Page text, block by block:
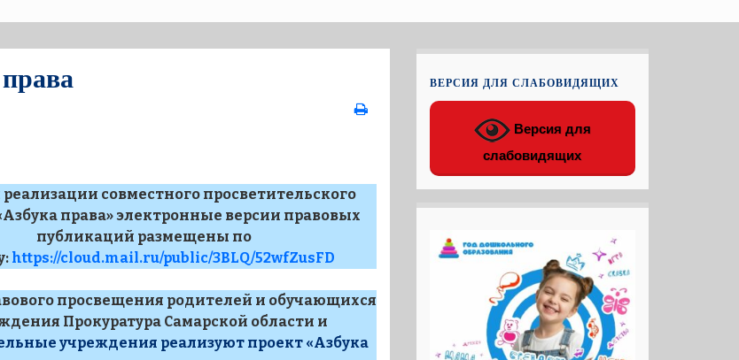
реализации совместного просветительского
права» электронные версии правовых
публикаций размещены по
https://cloud.mail.ru/public/3BLQ/52wfZusFD
просвещения родителей и обучающихся
Прокуратура Самарской области и
учреждения реализуют проект «Азбука
ВЕРСИЯ ДЛЯ СЛАБОВИДЯЩИХ
Версия для
слабовидящих